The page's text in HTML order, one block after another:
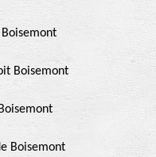
Boisemont
Boisemont